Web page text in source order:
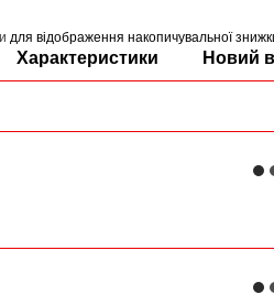
для відображення накопичувальної
Характеристики Новий